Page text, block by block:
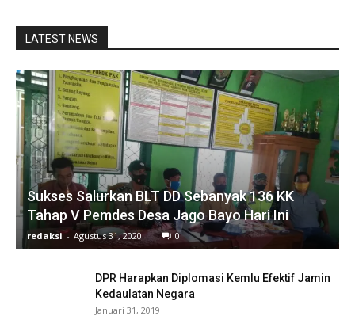
LATEST NEWS
Sukses Salurkan BLT DD Sebanyak 136 KK
Tahap V Pemdes Desa Jago Bayo Hari Ini
redaksi - Agustus 31, 2020 0
DPR Harapkan Diplomasi Kemlu Efektif Jamin
Kedaulatan Negara
Januari 31, 2019